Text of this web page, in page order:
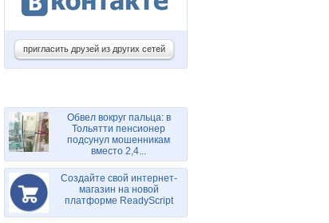
пригласить друзей из других сетей
Обвел вокруг пальца: в
Тольятти пенсионер
подсунул мошенникам
вместо 2,4...
Создайте свой интернет-
магазин на новой
платформе ReadyScript